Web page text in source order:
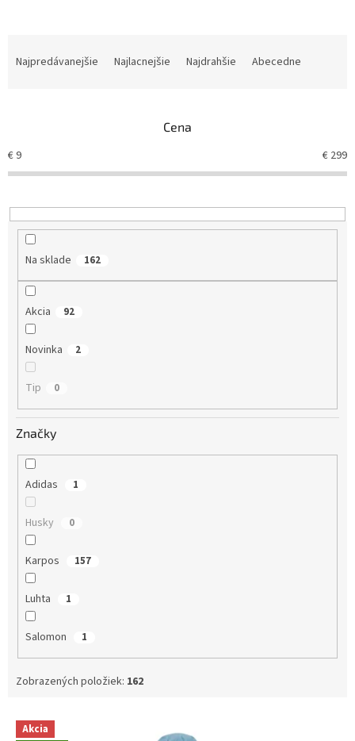
e
p
r
d
Najpredávanejšie Najlacnejšie Najdrahšie Abecedne
Cena
€9 € 299
Na sklade 162
Akcia 92
Novinka 2
Tip 0
Značky
Adidas 1
Husky 0
Karpos 157
Luhta 1
Salomon 1
Zobrazených položiek: 162
V Akcia